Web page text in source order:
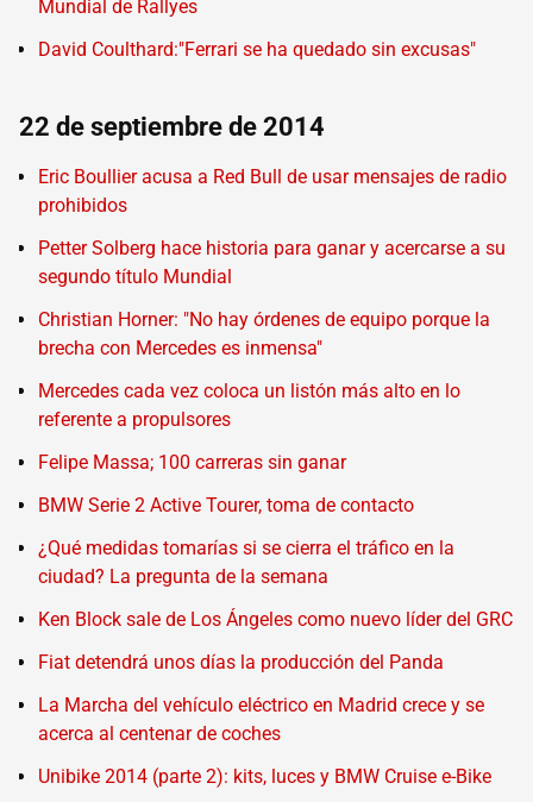
Mundial de Rallyes
David Coulthard:"Ferrari se ha quedado sin excusas"
22 de septiembre de 2014
Eric Boullier acusa a Red Bull de usar mensajes de radio
prohibidos
Petter Solberg hace historia para ganar y acercarse a su
segundo título Mundial
Christian Horner: "No hay órdenes de equipo porque la
brecha con Mercedes es inmensa"
Mercedes cada vez coloca un listón más alto en lo
referente a propulsores
Felipe Massa; 100 carreras sin ganar
BMW Serie 2 Active Tourer, toma de contacto
¿Qué medidas tomarías si se cierra el tráfico en la
ciudad? La pregunta de la semana
Ken Block sale de Los Ángeles como nuevo líder del GRC
Fiat detendrá unos días la producción del Panda
La Marcha del vehículo eléctrico en Madrid crece y se
acerca al centenar de coches
Unibike 2014 (parte 2): kits, luces y BMW Cruise e-Bike